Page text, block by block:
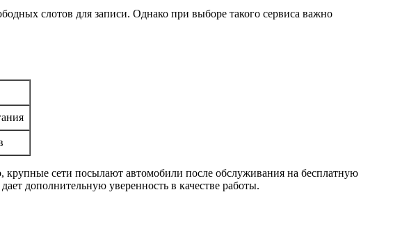
слотов для записи. Однако при выборе такого сервиса важно
сети посылают автомобили после обслуживания на бесплатную
дополнительную уверенность в качестве работы.